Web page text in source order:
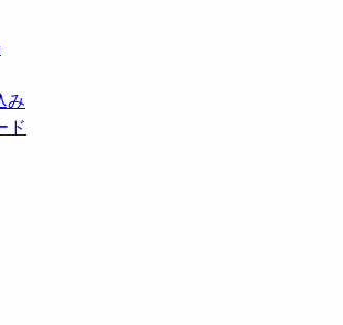
み
ド